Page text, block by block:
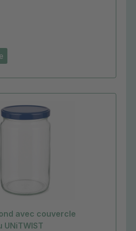
avec couvercle
UNiTWIST